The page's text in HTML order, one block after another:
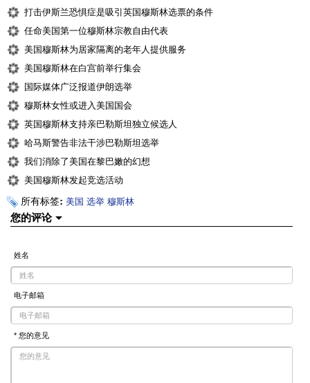
打击伊斯兰恐惧症是吸引英国穆斯林选票的条件
任命美国第一位穆斯林宗教自由代表
美国穆斯林为居家隔离的老年人提供服务
美国穆斯林在白宫前举行集会
国际媒体广泛报道伊朗选举
穆斯林女性或进入美国国会
英国穆斯林支持亲巴勒斯坦独立候选人
哈马斯警告非法干涉巴勒斯坦选举
我们消除了美国在黎巴嫩的幻想
美国穆斯林发起竞选活动
所有标签: 美国 选举 穆斯林
您的评论
姓名
电子邮箱
* 您的意见